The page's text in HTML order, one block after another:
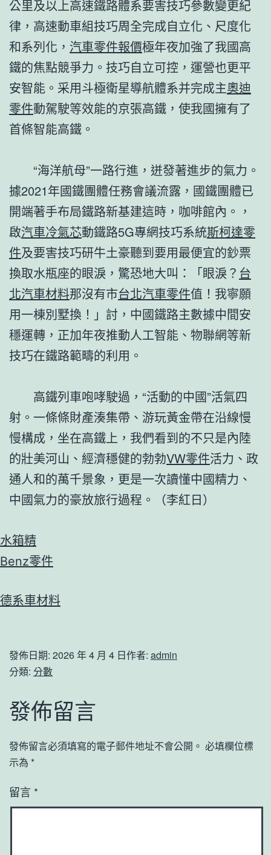
公里及以上高速鐵路體系要害技巧參數變更紀
律，高速動車組技巧周全完成自立化、尺度化
和系列化， 汽車零件報價極年夜加強了我國高
鐵的焦點競爭力。技巧自立可控，運營也更平
安智能。采用斗極衛星導航體系并完成主奧迪
零件動駕駛等效能的京張高鐵，使我國擁有了
首條智能高鐵。
“海洋航母”一路行進，迸發著進步的氣力。
據2021年國鐵團體任務會議流露，國鐵團體已
開端著手布局鐵路新基建這時，咖啡館內。，
啟汽車冷氣芯動鐵路5G專網技巧系統斯柯達零
件及要害技巧研牛土豪聽到要用最便宜的鈔票
換取水瓶座的眼淚，驚恐地大叫：「眼淚？ 台
北汽車材料那沒有市台北汽車零件值！我寧願
用一棟別墅換！」討，中國鐵路主數據中間安
穩運轉，正加年夜推動人工智能、物聯網等新
技巧在鐵路範疇的利用。
高鐵列車咆哮駛過，“活動的中國”活氣四
射。一條條財產湊集帶、游玩黃金帶在沿線慢
慢構成，坐在高鐵上，我們看到的不只是內陸
的壯美河山、經濟穩健的勃勃VW零件活力、政
通人和的萬千景象，更是一次讀懂中國精力、
中國氣力的豪放旅行過程。（李紅日）
水箱精
Benz零件
德系車材料
發佈日期: 2026 年 4 月 4 日作者: admin
分類: 分數
發佈留言
發佈留言必須填寫的電子郵件地址不會公開。 必填欄位標
示為 *
留言 *